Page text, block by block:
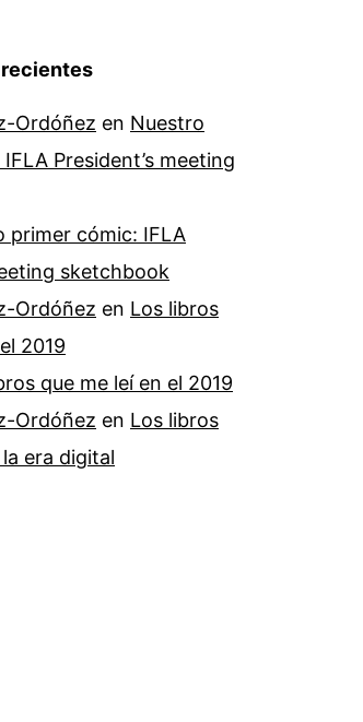
Ordóñez en Nuestro
President’s meeting
primer cómic: IFLA
sketchbook
Ordóñez en Los libros
2019
que me leí en el 2019
Ordóñez en Los libros
era digital